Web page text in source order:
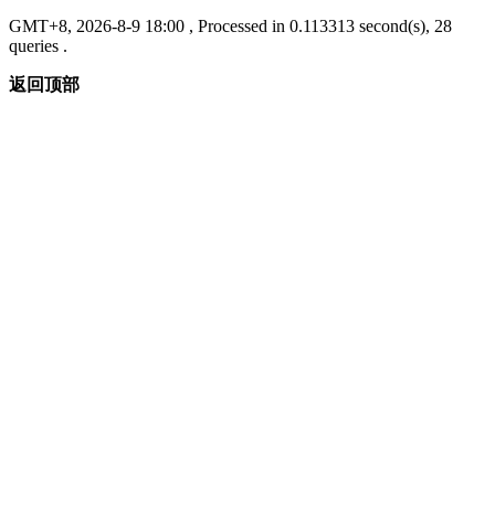
GMT+8, 2026-8-9 18:00 , Processed in 0.113313 second(s), 28
queries .
返回顶部